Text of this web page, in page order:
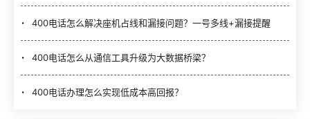
400电话怎么解决座机占线和漏接问题？一号多线+漏接提醒
400电话怎么从通信工具升级为大数据桥梁？
400电话办理怎么实现低成本高回报？